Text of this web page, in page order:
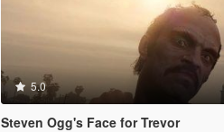
5.0
Steven Ogg's Face for Trevor